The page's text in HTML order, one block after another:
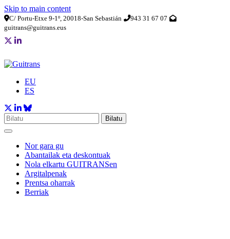
Skip to main content
C/ Portu-Etxe 9-1º, 20018-San Sebastián
943 31 67 07
guitrans@guitrans.eus
EU
ES
Bilatu
Nor gara gu
Abantailak eta deskontuak
Nola elkartu GUITRANSen
Argitalpenak
Prentsa oharrak
Berriak